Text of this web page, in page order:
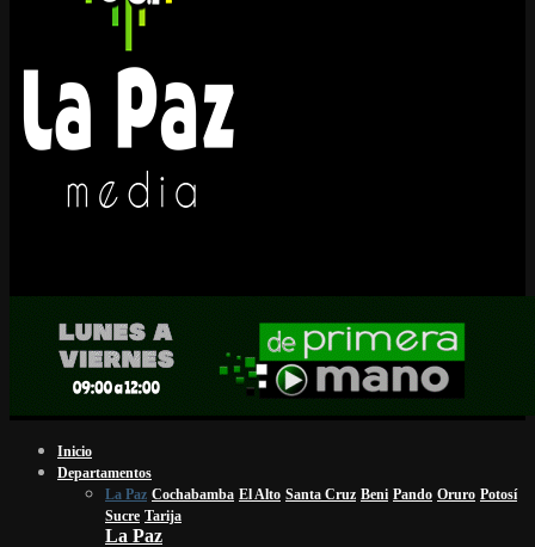
Inicio
Departamentos
La Paz Cochabamba El Alto Santa Cruz Beni Pando Oruro Potosí
Sucre Tarija
La Paz